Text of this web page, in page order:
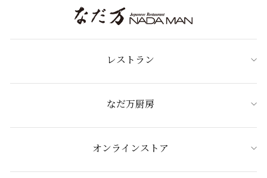
レストラン
なだ万厨房
オンラインストア